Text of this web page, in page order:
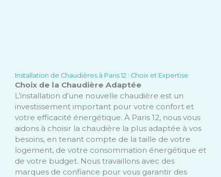
Installation de Chaudières à Paris 12 : Choix et Expertise
Choix de la Chaudière Adaptée
L’installation d’une nouvelle chaudière est un
investissement important pour votre confort et
votre efficacité énergétique. À Paris 12, nous vous
aidons à choisir la chaudière la plus adaptée à vos
besoins, en tenant compte de la taille de votre
logement, de votre consommation énergétique et
de votre budget. Nous travaillons avec des
marques de confiance pour vous garantir des